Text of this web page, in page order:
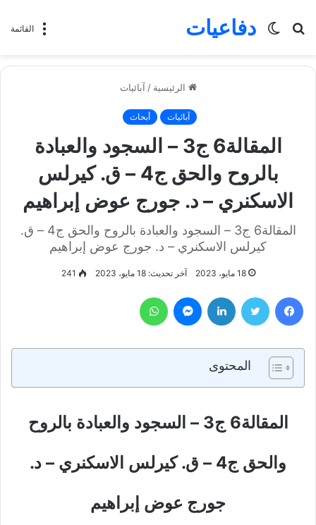
القائمة دفاعيات
بحث
الوضع
الرئيسية / آبائيات
آبائيات أبحاث
المقالة6 ج3 – السجود والعبادة
بالروح والحق ج4 – ق. كيرلس
الاسكنري – د. جورج عوض إبراهيم
المقالة6 ج3 – السجود والعبادة بالروح والحق ج4 – ق.
كيرلس الاسكنري – د. جورج عوض إبراهيم
18 مايو، 2023 آخر تحديث: 18 مايو، 2023 241
فيسبوك تويتر لينكدإن ماسنجر
المحتوى
المقالة6 ج3 – السجود والعبادة بالروح
والحق ج4 – ق. كيرلس الاسكنري – د.
جورج عوض إبراهيم